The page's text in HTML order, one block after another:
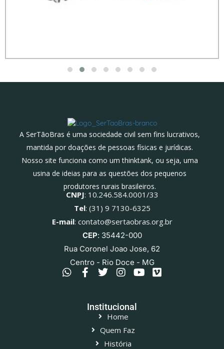
A SerTãoBras é uma sociedade civil sem fins lucrativos,
mantida por doações de pessoas físicas e jurídicas.
Nosso site funciona como um thinktank, ou seja, uma
usina de ideias para as questões dos pequenos
produtores rurais brasileiros.
CNPJ: 10.246.584.0001/33
Tel: (31) 9 7130-6325
E-mail: contato@sertaobras.org.br
CEP: 35442-000
Rua Coronel Joao Jose, 62
Centro - Rio Doce - MG
Institucional
Home
Quem Faz
História